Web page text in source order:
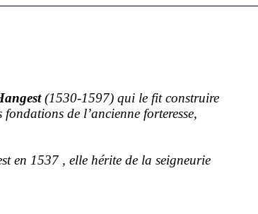
(1530-1597) qui le fit construire
de l’ancienne forteresse,
en 1537 , elle hérite de la seigneurie